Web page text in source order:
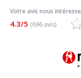
Votre avis nous intéresse
4.3/5 (696 avis)